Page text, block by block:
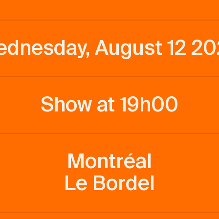
August 12
Show at 19h00
Montréal
Le Bordel